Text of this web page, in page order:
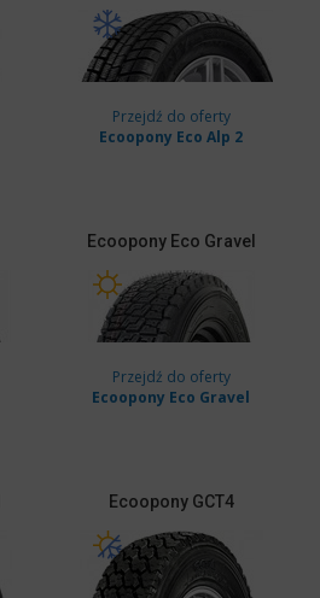
Przejdź do oferty
Ecoopony Eco Alp 2
EcooponyEco Gravel
Przejdź do oferty
Ecoopony Eco Gravel
EcooponyGCT4